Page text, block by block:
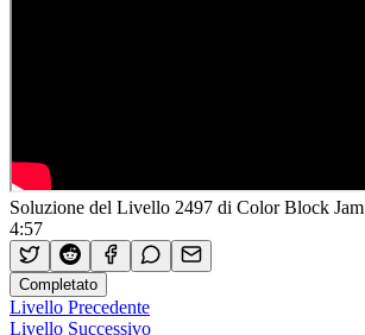
Soluzione del Livello 2497 di Color Block Jam
4:57
Completato
Livello Precedente
Livello Successivo